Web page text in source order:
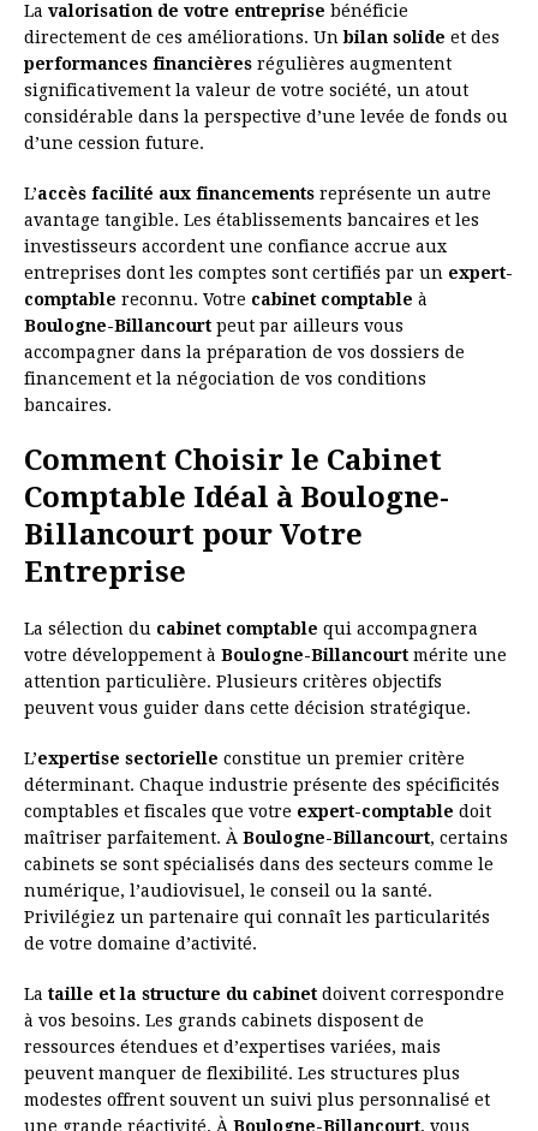
La valorisation de votre entreprise bénéficie
directement de ces améliorations. Unbilan solide et des
performances financières régulières augmentent
significativement la valeur de votre société, un atout
considérable dans la perspective d’une levée de fonds ou
d’une cession future.
L’accès facilité aux financements représente un autre
avantage tangible. Les établissements bancaires et les
investisseurs accordent une confiance accrue aux
entreprises dont les comptes sont certifiés par un expert-
comptable reconnu. Votre cabinet comptable à
Boulogne-Billancourt peut par ailleurs vous
accompagner dans la préparation de vos dossiers de
financement et la négociation de vos conditions
bancaires.
Comment Choisir le Cabinet
Comptable Idéal à Boulogne-
Billancourt pour Votre
Entreprise
La sélection du cabinet comptable qui accompagnera
votre développement à Boulogne-Billancourt mérite une
attention particulière. Plusieurs critères objectifs
peuvent vous guider dans cette décision stratégique.
L’expertise sectorielle constitue un premier critère
déterminant. Chaque industrie présente des spécificités
comptables et fiscales que votre expert-comptable doit
maîtriser parfaitement. À Boulogne-Billancourt, certains
cabinets se sont spécialisés dans des secteurs comme le
numérique, l’audiovisuel, le conseil ou la santé.
Privilégiez un partenaire qui connaît les particularités
de votre domaine d’activité.
La taille et la structure du cabinet doivent correspondre
à vos besoins. Les grands cabinets disposent de
ressources étendues et d’expertises variées, mais
peuvent manquer de flexibilité. Les structures plus
modestes offrent souvent un suivi plus personnalisé et
une grande réactivité. À Boulogne-Billancourt, vous